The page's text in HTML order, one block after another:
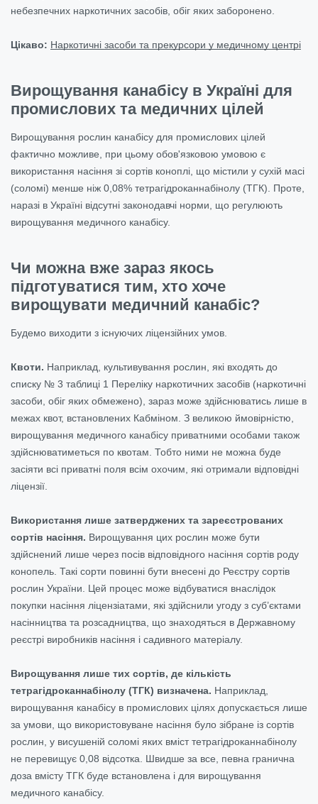
небезпечних наркотичних засобів, обіг яких заборонено.
Цікаво: Наркотичні засоби та прекурсори у медичному центрі
Вирощування канабісу в Україні для
промислових та медичних цілей
Вирощування рослин канабісу для промислових цілей
фактично можливе, при цьому обов'язковою умовою є
використання насіння зі сортів коноплі, що містили у сухій масі
(соломі) менше ніж 0,08% тетрагідроканнабінолу (ТГК). Проте,
наразі в Україні відсутні законодавчі норми, що регулюють
вирощування медичного канабісу.
Чи можна вже зараз якось
підготуватися тим, хто хоче
вирощувати медичний канабіс?
Будемо виходити з існуючих ліцензійних умов.
Квоти. Наприклад, культивування рослин, які входять до
списку № 3 таблиці 1 Переліку наркотичних засобів (наркотичні
засоби, обіг яких обмежено), зараз може здійснюватись лише в
межах квот, встановлених Кабміном. З великою ймовірністю,
вирощування медичного канабісу приватними особами також
здійснюватиметься по квотам. Тобто ними не можна буде
засіяти всі приватні поля всім охочим, які отримали відповідні
ліцензії.
Використання лише затверджених та зареєстрованих
сортів насіння. Вирощування цих рослин може бути
здійснений лише через посів відповідного насіння сортів роду
конопель. Такі сорти повинні бути внесені до Реєстру сортів
рослин України. Цей процес може відбуватися внаслідок
покупки насіння ліцензіатами, які здійснили угоду з суб’єктами
насінництва та розсадництва, що знаходяться в Державному
реєстрі виробників насіння і садивного матеріалу.
Вирощування лише тих сортів, де кількість
тетрагідроканнабінолу (ТГК) визначена. Наприклад,
вирощування канабісу в промислових цілях допускається лише
за умови, що використовуване насіння було зібране із сортів
рослин, у висушеній соломі яких вміст тетрагідроканнабінолу
не перевищує 0,08 відсотка. Швидше за все, певна гранична
доза вмісту ТГК буде встановлена і для вирощування
медичного канабісу.